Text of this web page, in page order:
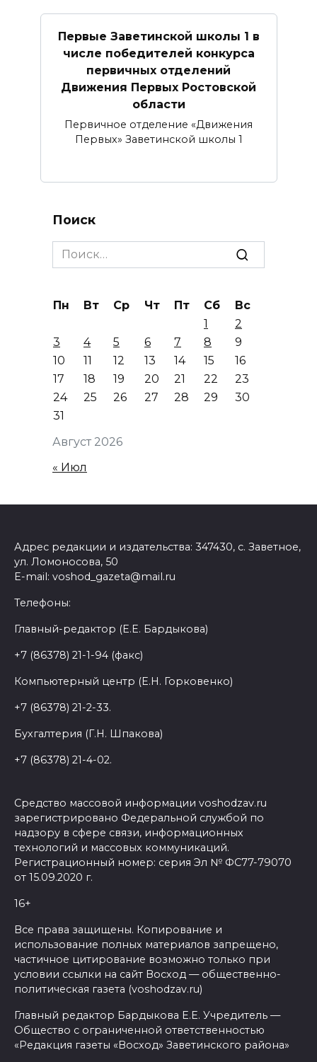
Первые Заветинской школы 1 в
числе победителей конкурса
первичных отделений
Движения Первых Ростовской
области
Первичное отделение «Движения
Первых» Заветинской школы 1
Поиск
Search
for:
Август 2026
Пн Вт Ср Чт Пт Сб
Вс
1
2
3
4 5 6 7 8
9
10
11 12 13 14 15
16
17
18 19 20 21 22
23
24
25 26 27 28 29
30
31
« Июл
Адрес редакции и издательства: 347430, с. Заветное,
ул. Ломоносова, 50
E-mail: voshod_gazeta@mail.ru
Телефоны:
Главный-редактор (Е.Е. Бардыкова)
+7 (86378) 21-1-94 (факс)
Компьютерный центр (Е.Н. Горковенко)
+7 (86378) 21-2-33.
Бухгалтерия (Г.Н. Шпакова)
+7 (86378) 21-4-02.
Средство массовой информации voshodzav.ru
зарегистрировано Федеральной службой по
надзору в сфере связи, информационных
технологий и массовых коммуникаций.
Регистрационный номер: серия Эл № ФС77-79070
от 15.09.2020 г.
16+
Все права защищены. Копирование и
использование полных материалов запрещено,
частичное цитирование возможно только при
условии ссылки на сайт Восход — общественно-
политическая газета (voshodzav.ru)
Главный редактор Бардыкова Е.Е. Учредитель —
Общество с ограниченной ответственностью
«Редакция газеты «Восход» Заветинского района»